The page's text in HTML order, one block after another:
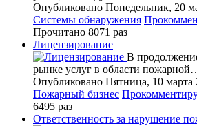
Опубликовано Понедельник, 20
Системы обнаружения
Прочитано 8071 раз
Лицензирование
В
рынке услуг в области
Опубликовано Пятница, 10 марта
Пожарный бизнес
6495 раз
Ответственность за нарушение